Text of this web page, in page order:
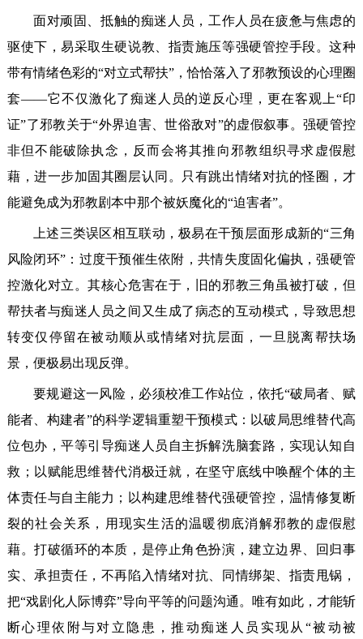
面对顽固、抵触的痴迷人员，工作人员在疲惫与焦虑的
驱使下，易采取生硬说教、指责施压等强硬管控手段。这种
带有情绪色彩的“对立式帮扶”，恰恰落入了邪教预设的心理圈
套——它不仅激化了痴迷人员的逆反心理，更在客观上“印
证”了邪教关于“外界迫害、世俗敌对”的虚假叙事。强硬管控
非但不能破除执念，反而会将其推向邪教组织寻求虚假慰
藉，进一步加固其圈层认同。只有跳出情绪对抗的怪圈，才
能避免成为邪教剧本中那个被妖魔化的“迫害者”。
上述三类误区相互联动，极易在干预层面形成新的“三角
风险闭环”：过度干预催生依附，共情失度固化偏执，强硬管
控激化对立。其核心危害在于，旧的邪教三角虽被打破，但
帮扶者与痴迷人员之间又生成了病态的互动模式，导致思想
转变仅停留在被动顺从或情绪对抗层面，一旦脱离帮扶场
景，便极易出现反弹。
要规避这一风险，必须校准工作站位，依托“破局者、赋
能者、构建者”的科学逻辑重塑干预模式：以破局思维替代高
位包办，平等引导痴迷人员自主拆解洗脑套路，实现认知自
救；以赋能思维替代消极迁就，在坚守底线中唤醒个体的主
体责任与自主能力；以构建思维替代强硬管控，温情修复断
裂的社会关系，用现实生活的温暖彻底消解邪教的虚假慰
藉。打破循环的本质，是停止角色扮演，建立边界、回归事
实、承担责任，不再陷入情绪对抗、同情绑架、指责甩锅，
把“戏剧化人际博弈”导向平等的问题沟通。唯有如此，才能斩
断心理依附与对立隐患，推动痴迷人员实现从“被动被